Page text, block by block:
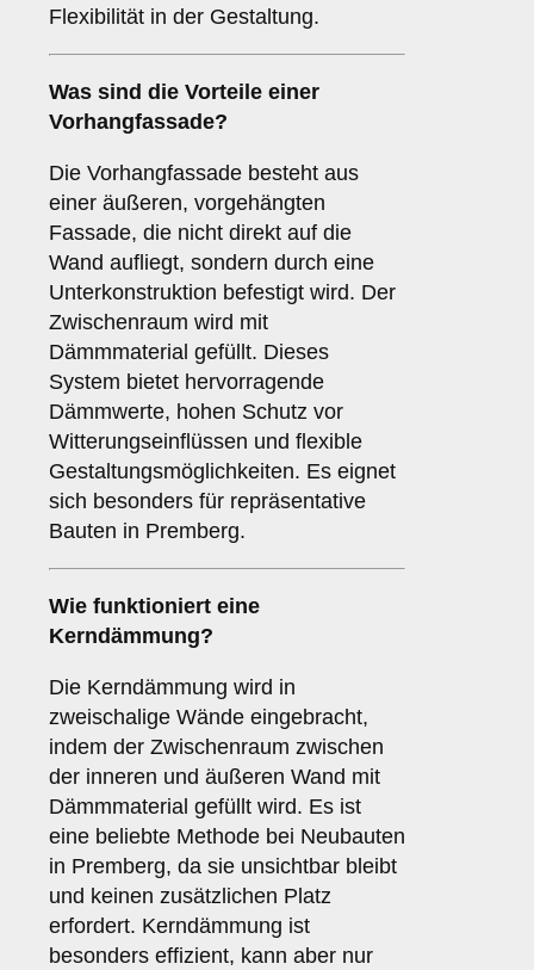
Flexibilität in der Gestaltung.
Was sind die Vorteile einer
Vorhangfassade?
Die Vorhangfassade besteht aus
einer äußeren, vorgehängten
Fassade, die nicht direkt auf die
Wand aufliegt, sondern durch eine
Unterkonstruktion befestigt wird. Der
Zwischenraum wird mit
Dämmmaterial gefüllt. Dieses
System bietet hervorragende
Dämmwerte, hohen Schutz vor
Witterungseinflüssen und flexible
Gestaltungsmöglichkeiten. Es eignet
sich besonders für repräsentative
Bauten in Premberg.
Wie funktioniert eine
Kerndämmung?
Die Kerndämmung wird in
zweischalige Wände eingebracht,
indem der Zwischenraum zwischen
der inneren und äußeren Wand mit
Dämmmaterial gefüllt wird. Es ist
eine beliebte Methode bei Neubauten
in Premberg, da sie unsichtbar bleibt
und keinen zusätzlichen Platz
erfordert. Kerndämmung ist
besonders effizient, kann aber nur